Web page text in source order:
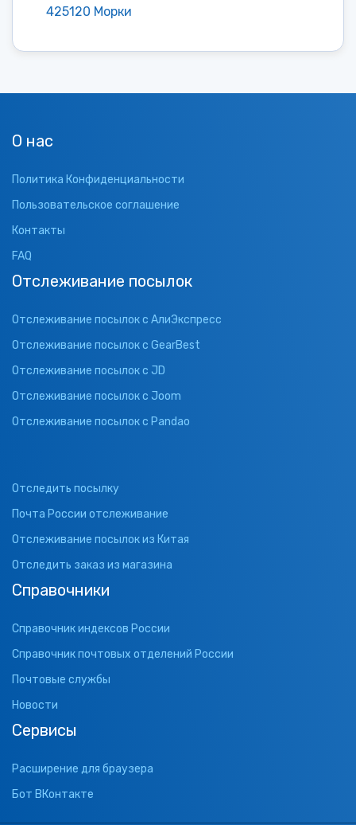
425120 Морки
О нас
Политика Конфиденциальности
Пользовательское соглашение
Контакты
FAQ
Отслеживание посылок
Отслеживание посылок с АлиЭкспресс
Отслеживание посылок с GearBest
Отслеживание посылок с JD
Отслеживание посылок с Joom
Отслеживание посылок с Pandao
Отследить посылку
Почта России отслеживание
Отслеживание посылок из Китая
Отследить заказ из магазина
Справочники
Справочник индексов России
Справочник почтовых отделений России
Почтовые службы
Новости
Сервисы
Расширение для браузера
Бот ВКонтакте